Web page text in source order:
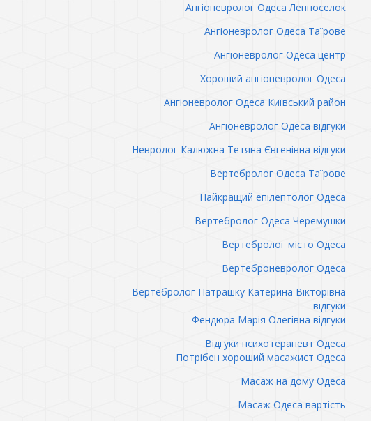
Ангіоневролог Одеса Ленпоселок
Ангіоневролог Одеса Таїрове
Ангіоневролог Одеса центр
Хороший ангіоневролог Одеса
Ангіоневролог Одеса Київський район
Ангіоневролог Одеса відгуки
Невролог Калюжна Тетяна Євгенівна відгуки
Вертебролог Одеса Таїрове
Найкращий епілептолог Одеса
Вертебролог Одеса Черемушки
Вертебролог місто Одеса
Вертеброневролог Одеса
Вертебролог Патрашку Катерина Вікторівна
відгуки
Фендюра Марія Олегівна відгуки
Відгуки психотерапевт Одеса
Потрібен хороший масажист Одеса
Масаж на дому Одеса
Масаж Одеса вартість